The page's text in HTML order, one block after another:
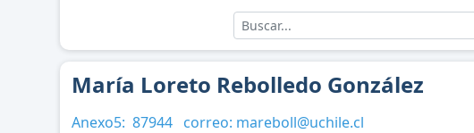
María Loreto Rebolledo González
Anexo5:87944 correo: mareboll@uchile.cl